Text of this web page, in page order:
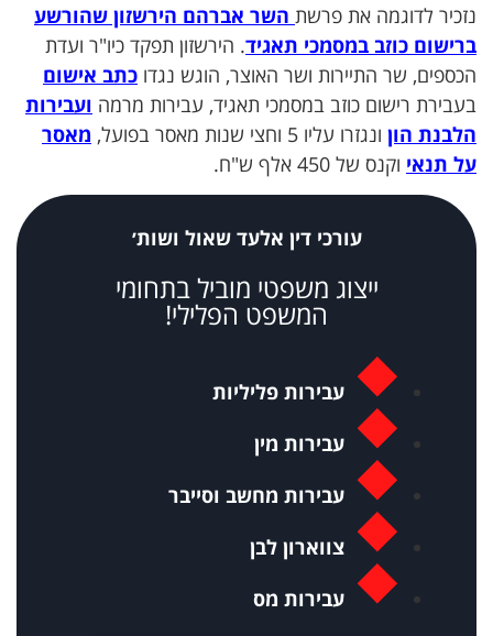
נזכיר לדוגמה את פרשתהשר אברהם הירשזון שהורשע
ברישום כוזב במסמכי תאגיד. הירשזון תפקד כיו"ר ועדת
הכספים, שר התיירות ושר האוצר, הוגש נגדוכתב אישום
בעבירת רישום כוזב במסמכי תאגיד, עבירות מרמהועבירות
הלבנת הוןונגזרו עליו 5 וחצי שנות מאסר בפועל,
מאסר
על תנאיוקנס של 450 אלף ש"ח.
עורכי דין אלעד שאול ושות׳
ייצוג משפטי מוביל בתחומי
המשפט הפלילי!
עבירות פליליות
עבירות מין
עבירות מחשב וסייבר
צווארון לבן
עבירות מס